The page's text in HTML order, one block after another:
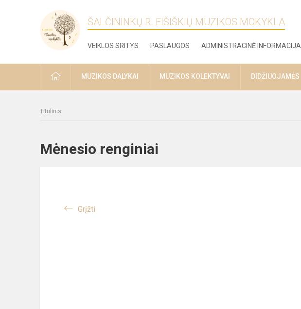
ŠALČININKŲ R. EIŠIŠKIŲ MUZIKOS MOKYKLA
VEIKLOS SRITYS PASLAUGOS ADMINISTRACINĖ INFORMACIJA
PRADŽIAMUZIKOS DALYKAI MUZIKOS KOLEKTYVAI DIDŽIUOJAMĖS
Titulinis
Mėnesio renginiai
Grįžti